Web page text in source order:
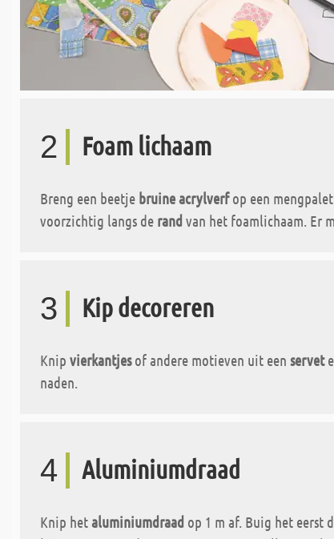
2 Foam lichaam
Breng een beetje bruine acrylverfop een
voorzichtig langs de rand van het foamlichaam. Er
3 Kip decoreren
Knip vierkantjesof andere motieven uit een servet
naden.
4 Aluminiumdraad
Knip hetaluminiumdraad op 1 m af. Buig het eerst